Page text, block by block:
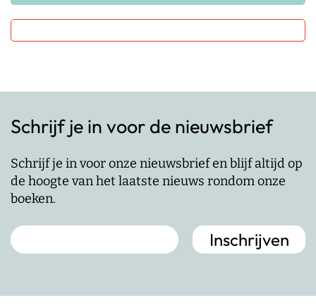
Schrijf je in voor de nieuwsbrief
Schrijf je in voor onze nieuwsbrief en blijf altijd op
de hoogte van het laatste nieuws rondom onze
boeken.